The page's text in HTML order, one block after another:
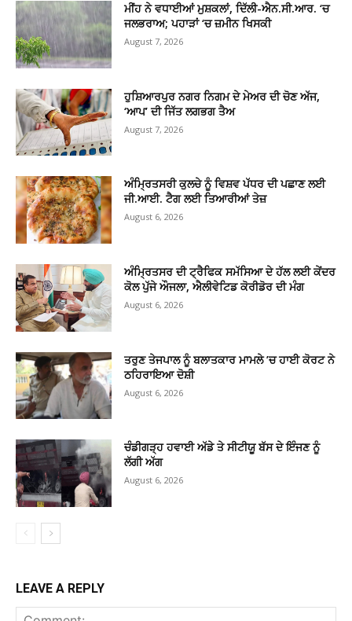
ਮੀਂਹ ਨੇ ਵਧਾਈਆਂ ਮੁਸ਼ਕਲਾਂ, ਦਿੱਲੀ-ਐਨ.ਸੀ.ਆਰ. ‘ਚ
ਜਲਭਰਾਅ; ਪਹਾੜਾਂ ‘ਚ ਜ਼ਮੀਨ ਖਿਸਕੀ
August 7, 2026
ਹੁਸ਼ਿਆਰਪੁਰ ਨਗਰ ਨਿਗਮ ਦੇ ਮੇਅਰ ਦੀ ਚੋਣ ਅੱਜ,
‘ਆਪ’ ਦੀ ਜਿੱਤ ਲਗਭਗ ਤੈਅ
August 7, 2026
ਅੰਮ੍ਰਿਤਸਰੀ ਕੁਲਚੇ ਨੂੰ ਵਿਸ਼ਵ ਪੱਧਰ ਦੀ ਪਛਾਣ ਲਈ
ਜੀ.ਆਈ. ਟੈਗ ਲਈ ਤਿਆਰੀਆਂ ਤੇਜ਼
August 6, 2026
ਅੰਮ੍ਰਿਤਸਰ ਦੀ ਟ੍ਰੈਫਿਕ ਸਮੱਸਿਆ ਦੇ ਹੱਲ ਲਈ ਕੇਂਦਰ
ਕੋਲ ਪੁੱਜੇ ਔਜਲਾ, ਐਲੀਵੇਟਿਡ ਕੋਰੀਡੋਰ ਦੀ ਮੰਗ
August 6, 2026
ਤਰੁਣ ਤੇਜਪਾਲ ਨੂੰ ਬਲਾਤਕਾਰ ਮਾਮਲੇ ’ਚ ਹਾਈ ਕੋਰਟ ਨੇ
ਠਹਿਰਾਇਆ ਦੋਸ਼ੀ
August 6, 2026
ਚੰਡੀਗੜ੍ਹ ਹਵਾਈ ਅੱਡੇ ਤੇ ਸੀਟੀਯੂ ਬੱਸ ਦੇ ਇੰਜਣ ਨੂੰ
ਲੱਗੀ ਅੱਗ
August 6, 2026
LEAVE A REPLY